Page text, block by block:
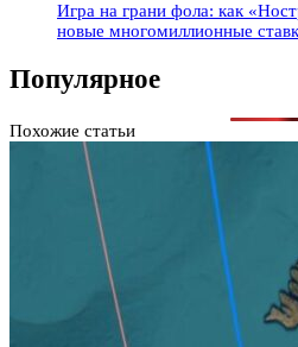
Игра на грани фола: как
новые многомиллионные
Популярное
Похожие статьи